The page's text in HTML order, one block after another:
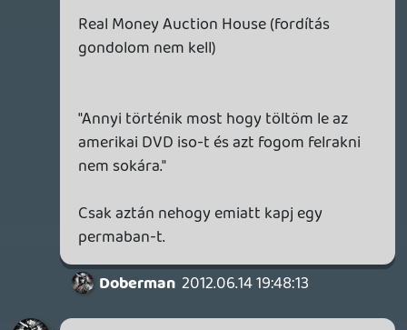
ellenkezőjét tartom reálisnak.
A .hu cím pedig szerintem tényleg egy
axl 2012.06.13 20:11:28
GeneraL_XTX 2012.06.13 20:24:55
minden platformon komoly problémát
jelent manapság:(
axl 2012.06.13 20:11:28 #0q4wn
(Gmail), most akkor ettől kevésbé lesz